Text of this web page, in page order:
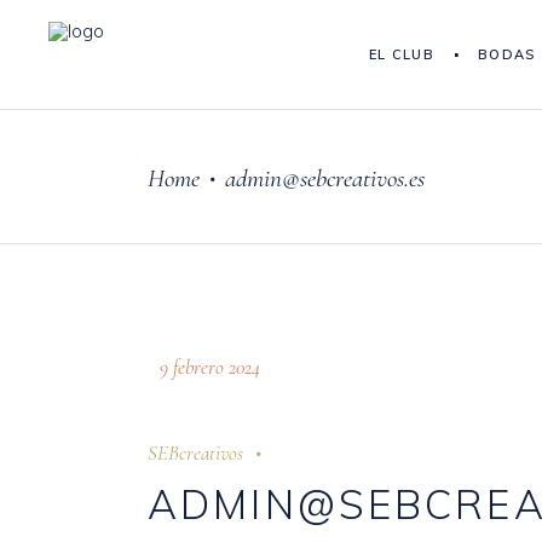
EL CLUB BODAS
Home • admin@sebcreativos.es
9 febrero 2024
SEBcreativos